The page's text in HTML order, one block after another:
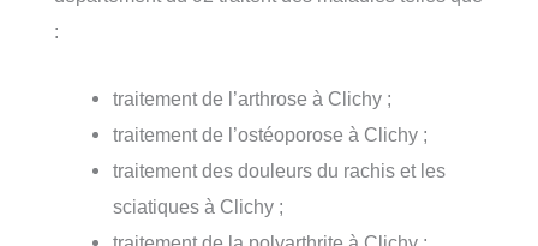
:
traitement de l’arthrose à Clichy ;
traitement de l’ostéoporose à Clichy ;
traitement des douleurs du rachis et les
sciatiques à Clichy ;